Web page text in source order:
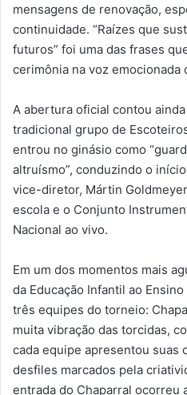
mensagens de renovação,
continuidade. “Raízes que
futuros” foi uma das frases
cerimônia na voz emocionada
A abertura oficial contou
tradicional grupo de
entrou no ginásio como
altruísmo”, conduzindo o
vice-diretor, Mártin
escola e o Conjunto
Nacional ao vivo.
Em um dos momentos mais
da Educação Infantil ao
três equipes do torneio:
muita vibração das torcidas,
cada equipe apresentou suas
desfiles marcados pela
entrada do Chaparral ocorreu